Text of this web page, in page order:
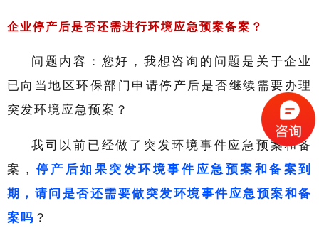
企业停产后是否还需进行环境应急预案备案？
问题内容：您好，我想咨询的问题是关于企业
已向当地区环保部门申请停产后是否继续需要办理
突发环境应急预案？
我司以前已经做了突发环境事件应急预案和备
案， 停产后如果突发环境事件应急预案和备案到
期，请问是否还需要做突发环境事件应急预案和备
案吗 ？